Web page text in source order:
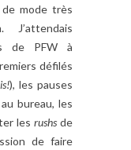
de mode très
J’attendais
de PFW à
défilés
), les pauses
bureau, les
les rushsde
de faire